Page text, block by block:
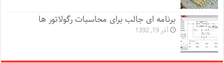
برنامه ای جالب برای محاسبات رگولاتور ها
آذر 19, 1392